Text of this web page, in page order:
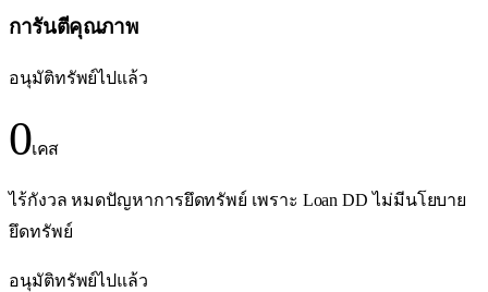
การันตีคุณภาพ
อนุมัติทรัพย์ไปแล้ว
0เคส
ไร้กังวล หมดปัญหาการยึดทรัพย์ เพราะ Loan DD ไม่มีนโยบาย
ยึดทรัพย์
อนุมัติทรัพย์ไปแล้ว